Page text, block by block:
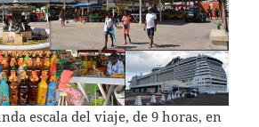
escala del viaje, de 9 horas, en